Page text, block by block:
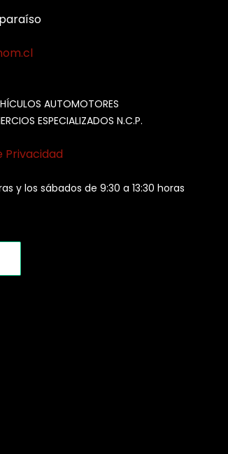
AUTOMOTORES
ESPECIALIZADOS N.C.P.
Privacidad
y los sábados de 9:30 a 13:30 horas